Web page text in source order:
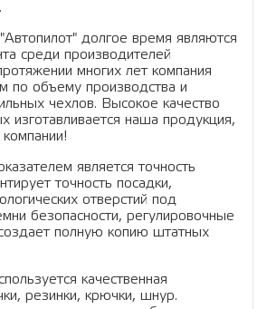
долгое время являются
среди производителей
многих лет компания
по объему производства и
чехлов. Высокое качество
изготавливается наша продукция,
компании!
является точность
точность посадки,
отверстий под
безопасности, регулировочные
полную копию штатных
качественная
резинки, крючки, шнур.